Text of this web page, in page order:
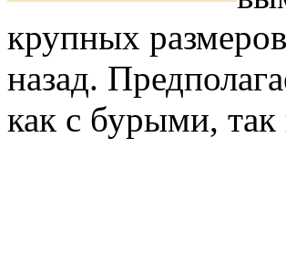
крупных
назад.
как с бурыми, так